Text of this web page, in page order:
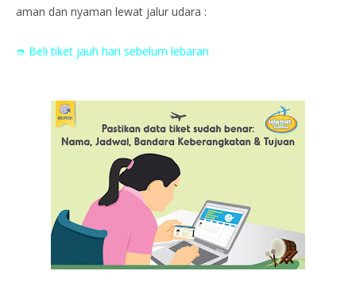
aman dan nyaman lewat jalur udara :
➮ Beli tiket jauh hari sebelum lebaran